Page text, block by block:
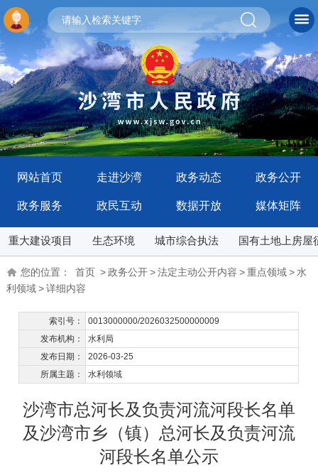
网站首页 走进沙湾 政务动态 政务公开
政务服务 政民互动 数据开放 媒体矩阵
重大建设项目 生态环境 城市综合执法 国有土地上房屋
您的位置： 首页 >政务公开>法定主动公开内容 >重点领域> 水
利领域>详细内容
索引号：
0013000000/2026032500000009
发布机构：
水利局
发布日期：
2026-03-25
所属主题：
水利领域
沙湾市总河长及负责河流河段长名单
及沙湾市乡（镇）总河长及负责河流
河段长名单公示